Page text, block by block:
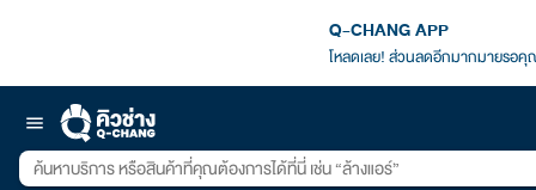
Q-CHANG APP
โหลดเลย! ส่วนลดอีกมากมายรอ
menu